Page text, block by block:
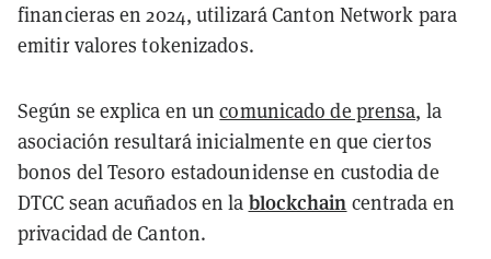
financieras en 2024, utilizará Canton Network para
emitir valores tokenizados.
Según se explica en uncomunicado de prensa, la
asociación resultará inicialmente en que ciertos
bonos del Tesoro estadounidense en custodia de
DTCC sean acuñados en la blockchain centrada en
privacidad de Canton.